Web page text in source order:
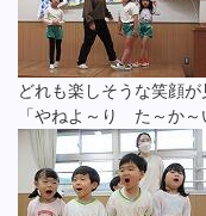
どれも楽しそうな笑顔が
「やねよ～り た～か